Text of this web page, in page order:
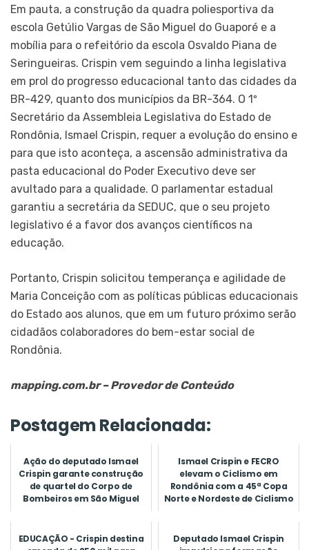
Em pauta, a construção da quadra poliesportiva da
escola Getúlio Vargas de São Miguel do Guaporé e a
mobília para o refeitório da escola Osvaldo Piana de
Seringueiras. Crispin vem seguindo a linha legislativa
em prol do progresso educacional tanto das cidades da
BR-429, quanto dos municípios da BR-364. O 1º
Secretário da Assembleia Legislativa do Estado de
Rondônia, Ismael Crispin, requer a evolução do ensino e
para que isto aconteça, a ascensão administrativa da
pasta educacional do Poder Executivo deve ser
avultado para a qualidade. O parlamentar estadual
garantiu a secretária da SEDUC, que o seu projeto
legislativo é a favor dos avanços científicos na
educação.
Portanto, Crispin solicitou temperança e agilidade de
Maria Conceição com as políticas públicas educacionais
do Estado aos alunos, que em um futuro próximo serão
cidadãos colaboradores do bem-estar social de
Rondônia.
mapping.com.br – Provedor de Conteúdo
Postagem Relacionada:
Ação do deputado Ismael
Crispin garante construção
de quartel do Corpo de
Bombeiros em São Miguel
Ismael Crispin e FECRO
elevam o Ciclismo em
Rondônia com a 45ª Copa
Norte e Nordeste de Ciclismo
EDUCAÇÃO - Crispin destina
Deputado Ismael Crispin